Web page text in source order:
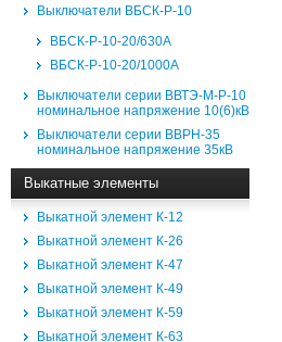
Выключатели ВБСК-Р-10
ВБСК-Р-10-20/630А
ВБСК-Р-10-20/1000А
Выключатели серии ВВТЭ-М-Р-10
номинальное напряжение 10(6)кВ
Выключатели серии ВВРН-35
номинальное напряжение 35кВ
Выкатные элементы
Выкатной элемент К-12
Выкатной элемент К-26
Выкатной элемент К-47
Выкатной элемент К-49
Выкатной элемент К-59
Выкатной элемент К-63